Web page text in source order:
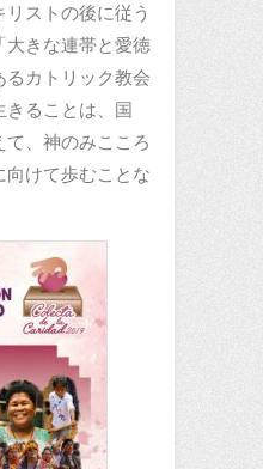
ストの後に従う
大きな連帯と愛徳
るカトリック教会
ることは、国
、神のみこころ
向けて歩むことな